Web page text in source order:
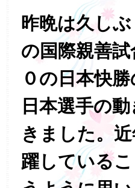
昨晩は久し
の国際親善
０の日本快
日本選手の
きました。
躍している